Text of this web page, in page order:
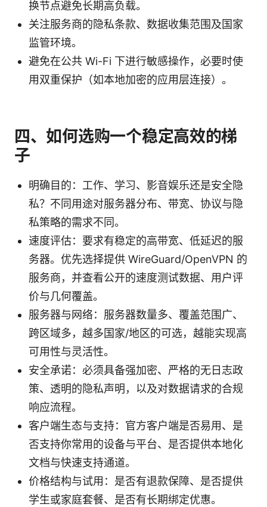
换节点避免长期高负载。
关注服务商的隐私条款、数据收集范围及国家
监管环境。
避免在公共 Wi-Fi 下进行敏感操作，必要时使
用双重保护（如本地加密的应用层连接）。
四、如何选购一个稳定高效的梯
子
明确目的：工作、学习、影音娱乐还是安全隐
私？不同用途对服务器分布、带宽、协议与隐
私策略的需求不同。
速度评估：要求有稳定的高带宽、低延迟的服
务器。优先选择提供 WireGuard/OpenVPN 的
服务商，并查看公开的速度测试数据、用户评
价与几何覆盖。
服务器与网络：服务器数量多、覆盖范围广、
跨区域多，越多国家/地区的可选，越能实现高
可用性与灵活性。
安全承诺：必须具备强加密、严格的无日志政
策、透明的隐私声明，以及对数据请求的合规
响应流程。
客户端生态与支持：官方客户端是否易用、是
否支持你常用的设备与平台、是否提供本地化
文档与快速支持通道。
价格结构与试用：是否有退款保障、是否提供
学生或家庭套餐、是否有长期绑定优惠。